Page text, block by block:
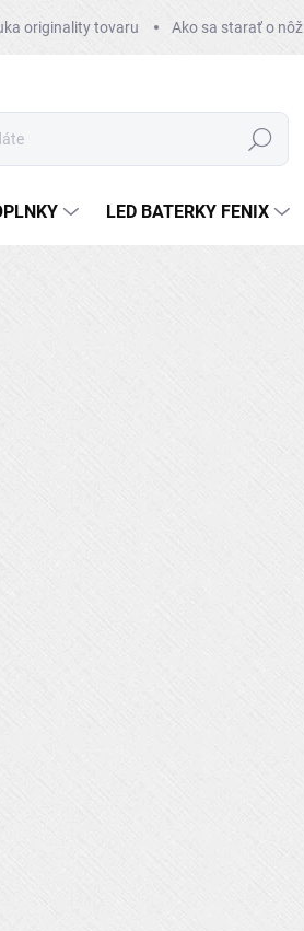
originality tovaru Ako sa starať o nôž
Hľadať
LED BATERKY FENIX